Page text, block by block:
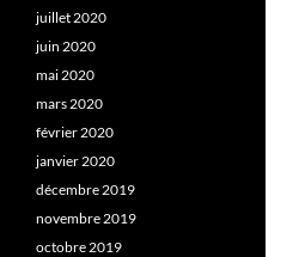
juillet 2020
juin 2020
mai 2020
mars 2020
février 2020
janvier 2020
décembre 2019
novembre 2019
octobre 2019